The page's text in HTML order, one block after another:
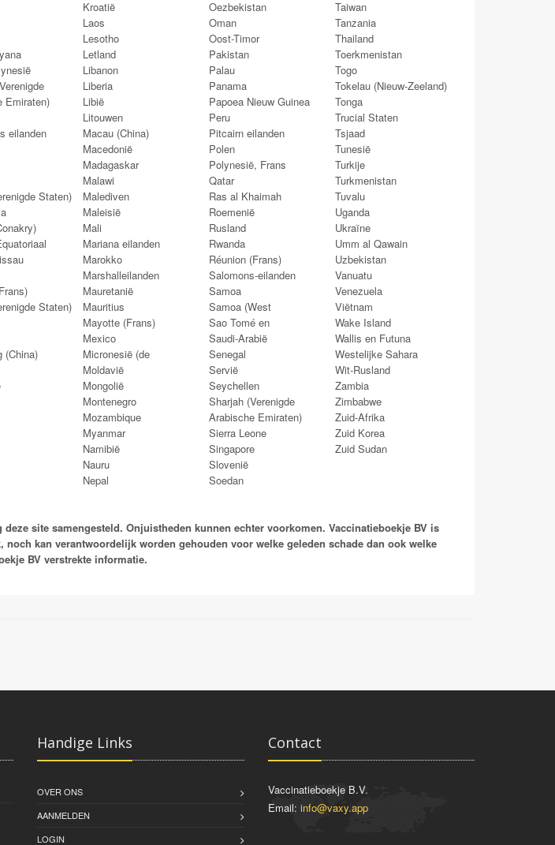
Emiraten)
eilanden
Staten)
Staten)
(China)
Kroatië
Laos
Lesotho
Letland
Libanon
Liberia
Libië
Litouwen
Macau (China)
Macedonië
Madagaskar
Malawi
Malediven
Maleisië
Mali
Mariana eilanden
Marokko
Marshalleilanden
Mauretanië
Mauritius
Mayotte (Frans)
Mexico
Micronesië (de
Moldavië
Mongolië
Montenegro
Mozambique
Myanmar
Namibië
Nauru
Nepal
Oezbekistan
Oman
Oost-Timor
Pakistan
Palau
Panama
Papoea Nieuw Guinea
Peru
Pitcairn eilanden
Polen
Polynesië, Frans
Qatar
Ras al Khaimah
Roemenië
Rusland
Rwanda
Réunion (Frans)
Salomons-eilanden
Samoa
Samoa (West
Sao Tomé en
Saudi-Arabië
Senegal
Servië
Seychellen
Sharjah (Verenigde
Arabische Emiraten)
Sierra Leone
Singapore
Slovenië
Soedan
Taiwan
Tanzania
Thailand
Toerkmenistan
Togo
Tokelau (Nieuw-Zeeland)
Tonga
Trucial Staten
Tsjaad
Tunesië
Turkije
Turkmenistan
Tuvalu
Uganda
Ukraïne
Umm al Qawain
Uzbekistan
Vanuatu
Venezuela
Viëtnam
Wake Island
Wallis en Futuna
Westelijke Sahara
Wit-Rusland
Zambia
Zimbabwe
Zuid-Afrika
Zuid Korea
Zuid Sudan
deze site samengesteld. Onjuistheden kunnen echter voorkomen. Vaccinatieboekje BV is
noch kan verantwoordelijk worden gehouden voor welke geleden schade dan ook welke
BV verstrekte informatie.
Handige Links
OVER ONS
AANMELDEN
LOGIN
Contact
Vaccinatieboekje B.V.
Email: info@vaxy.app